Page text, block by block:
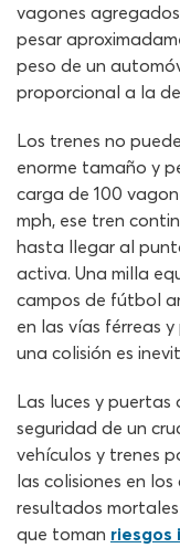
vagones
pesar
peso de un
proporcional a la
Los trenes no
enorme tamaño y
carga de 100
mph, ese tren
hasta llegar al
activa. Una milla
campos de fútbol
en las vías férreas
una colisión es
Las luces y puertas
seguridad de un
vehículos y trenes
las colisiones en
resultados
que toman riesgos